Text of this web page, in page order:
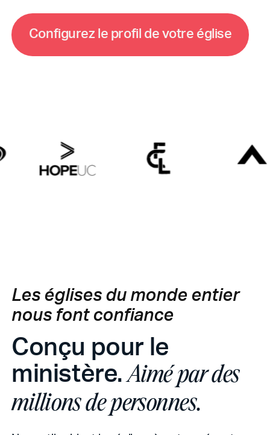
Configurez le profil devotre église
Les églises du monde entier
nous font confiance
Conçu pour le
ministère.Aimé par des
millions de personnes.